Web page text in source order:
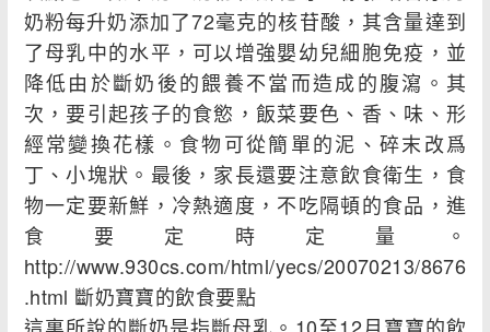
奶粉每升奶添加了72毫克的核苷酸，其含量達到
了母乳中的水平，可以增強嬰幼兒細胞免疫，並
降低由於斷奶後的餵養不當而造成的腹瀉。其
次，要引起孩子的食慾，飯菜要色、香、味、形
經常變換花樣。食物可從簡單的泥、碎末改爲
丁、小塊狀。最後，家長還要注意飲食衛生，食
物一定要新鮮，冷熱適度，不吃隔頓的食品，進
食要定時定量。
http://www.930cs.com/html/yecs/20070213/8676
.html 斷奶寶寶的飲食要點